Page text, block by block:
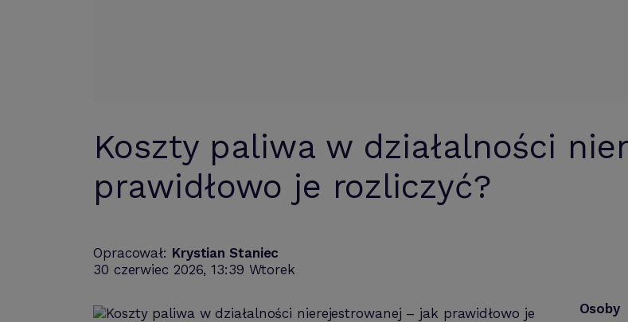
Koszty paliwa w działalności
prawidłowo je rozliczyć?
Opracował: Krystian Staniec
30 czerwiec 2026, 13:39 Wtorek